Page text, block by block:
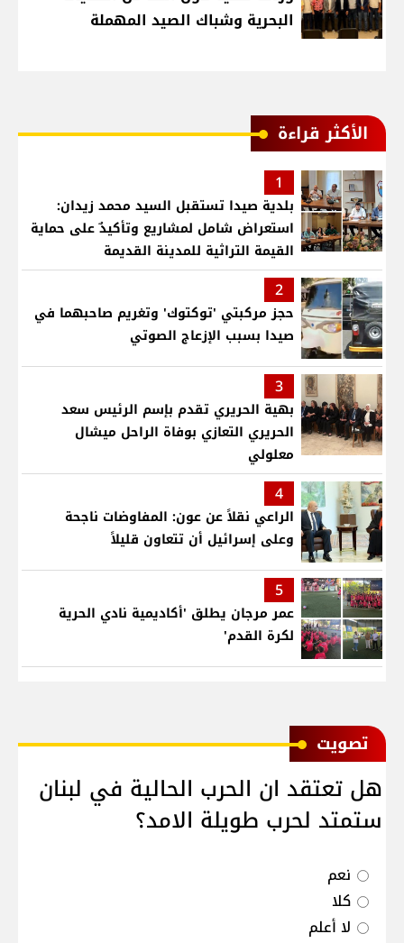
البحرية وشباك الصيد المهملة
الأكثر قراءة
1
بلدية صيدا تستقبل السيد محمد زيدان:
استعراض شامل لمشاريع وتأكيدٌ على حماية
القيمة التراثية للمدينة القديمة
2
حجز مركبتي 'توكتوك' وتغريم صاحبهما في
صيدا بسبب الإزعاج الصوتي
3
بهية الحريري تقدم بإسم الرئيس سعد
الحريري التعازي بوفاة الراحل ميشال
معلولي
4
الراعي نقلاً عن عون: المفاوضات ناجحة
وعلى إسرائيل أن تتعاون قليلاً
5
عمر مرجان يطلق 'أكاديمية نادي الحرية
لكرة القدم'
ﺗﺼﻮﻳﺖ
هل تعتقد ان الحرب الحالية في لبنان
ستمتد لحرب طويلة الامد؟
نعم
كلا
لا أعلم